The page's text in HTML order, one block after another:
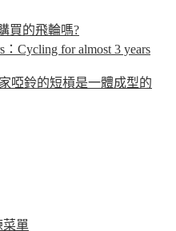
買的飛輪嗎?
：Cycling for almost 3 years
啞鈴的短槓是一體成型的